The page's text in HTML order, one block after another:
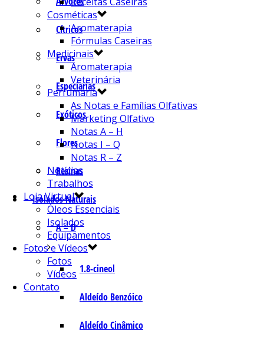
Cítricos
Ervas
Especiarias
Exóticos
Flores
Resinas
Isolados Naturais
A – D
1.8-cineol
Aldeído Benzóico
Aldeído Cinâmico
Cosméticas
Aromaterapia
Fórmulas Caseiras
Medicinais
Aromaterapia
Veterinária
Perfumaria
As Notas e Famílias Olfativas
Marketing Olfativo
Notas A – H
Notas I – Q
Notas R – Z
Notícias
Trabalhos
Loja Virtual
Óleos Essenciais
Isolados
Equipamentos
Fotos e Vídeos
Fotos
Vídeos
Contato